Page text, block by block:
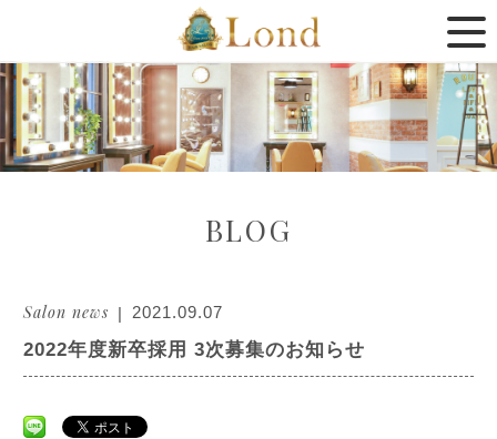
BLOG
Salon news 2021.09.07
2022年度新卒採用 3次募集のお知らせ